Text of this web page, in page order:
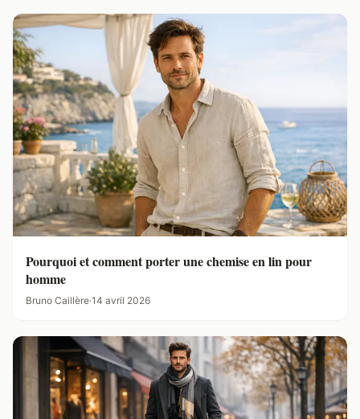
Pourquoi et comment porter une chemise en lin pour
homme
Bruno Caillère·14 avril 2026